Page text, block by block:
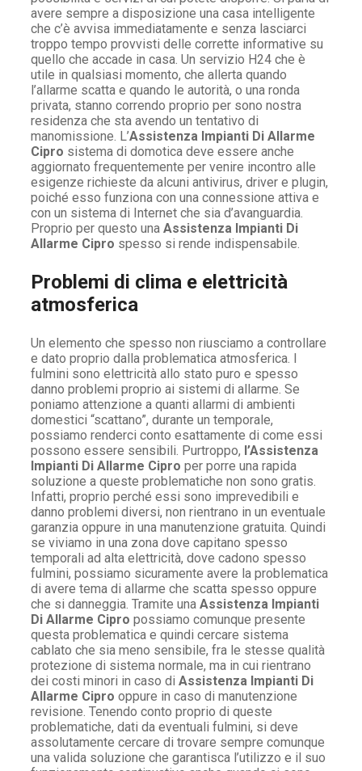
avere sempre a disposizione una casa intelligente
che c’è avvisa immediatamente e senza lasciarci
troppo tempo provvisti delle corrette informative su
quello che accade in casa. Un servizio H24 che è
utile in qualsiasi momento, che allerta quando
l’allarme scatta e quando le autorità, o una ronda
privata, stanno correndo proprio per sono nostra
residenza che sta avendo un tentativo di
manomissione. L’Assistenza Impianti Di Allarme
Cipro sistema di domotica deve essere anche
aggiornato frequentemente per venire incontro alle
esigenze richieste da alcuni antivirus, driver e plugin,
poiché esso funziona con una connessione attiva e
con un sistema di Internet che sia d’avanguardia.
Proprio per questo una Assistenza Impianti Di
Allarme Cipro spesso si rende indispensabile.
Problemi di clima e elettricità
atmosferica
Un elemento che spesso non riusciamo a controllare
e dato proprio dalla problematica atmosferica. I
fulmini sono elettricità allo stato puro e spesso
danno problemi proprio ai sistemi di allarme. Se
poniamo attenzione a quanti allarmi di ambienti
domestici “scattano”, durante un temporale,
possiamo renderci conto esattamente di come essi
possono essere sensibili. Purtroppo, l’Assistenza
Impianti Di Allarme Cipro per porre una rapida
soluzione a queste problematiche non sono gratis.
Infatti, proprio perché essi sono imprevedibili e
danno problemi diversi, non rientrano in un eventuale
garanzia oppure in una manutenzione gratuita. Quindi
se viviamo in una zona dove capitano spesso
temporali ad alta elettricità, dove cadono spesso
fulmini, possiamo sicuramente avere la problematica
di avere tema di allarme che scatta spesso oppure
che si danneggia. Tramite una Assistenza Impianti
Di Allarme Cipro possiamo comunque presente
questa problematica e quindi cercare sistema
cablato che sia meno sensibile, fra le stesse qualità
protezione di sistema normale, ma in cui rientrano
dei costi minori in caso di Assistenza Impianti Di
Allarme Cipro oppure in caso di manutenzione
revisione. Tenendo conto proprio di queste
problematiche, dati da eventuali fulmini, si deve
assolutamente cercare di trovare sempre comunque
una valida soluzione che garantisca l’utilizzo e il suo